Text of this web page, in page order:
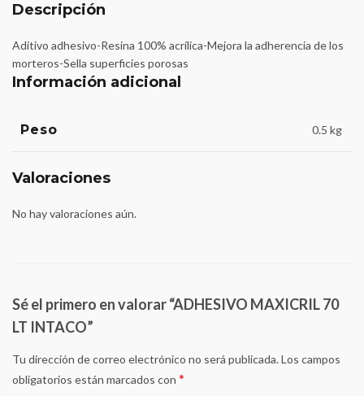
Descripción
Aditivo adhesivo-Resina 100% acrílica-Mejora la adherencia de los
morteros-Sella superficies porosas
Información adicional
Peso 0.5 kg
Valoraciones
No hay valoraciones aún.
Sé el primero en valorar “ADHESIVO MAXICRIL 70
LT INTACO”
Tu dirección de correo electrónico no será publicada.Los campos
obligatorios están marcados con *